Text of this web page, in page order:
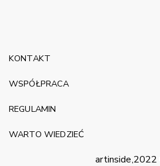
KONTAKT
WSPÓŁPRACA
REGULAMIN
WARTO WIEDZIEĆ